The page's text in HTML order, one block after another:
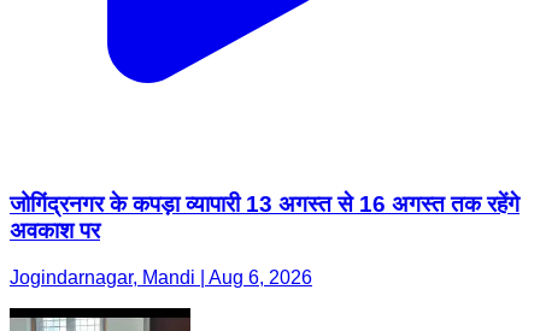
जोगिंद्रनगर के कपड़ा व्यापारी 13 अगस्त से 16 अगस्त तक रहेंगे
अवकाश पर
Jogindarnagar, Mandi | Aug 6, 2026